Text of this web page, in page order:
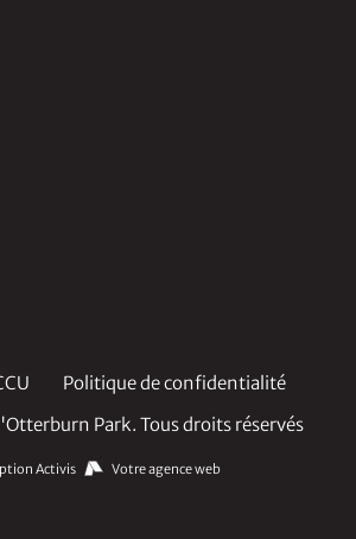
Politique de confidentialité
Park. Tous droits réservés
Activis Votre agence web